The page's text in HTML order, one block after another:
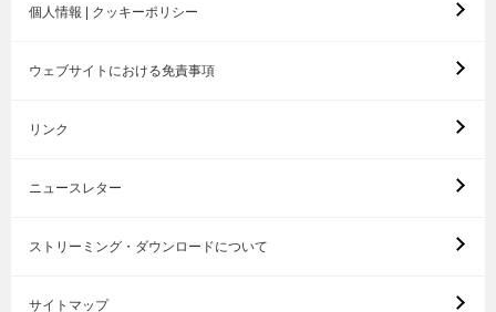
個人情報 | クッキーポリシー
ウェブサイトにおける免責事項
リンク
ニュースレター
ストリーミング・ダウンロードについて
サイトマップ